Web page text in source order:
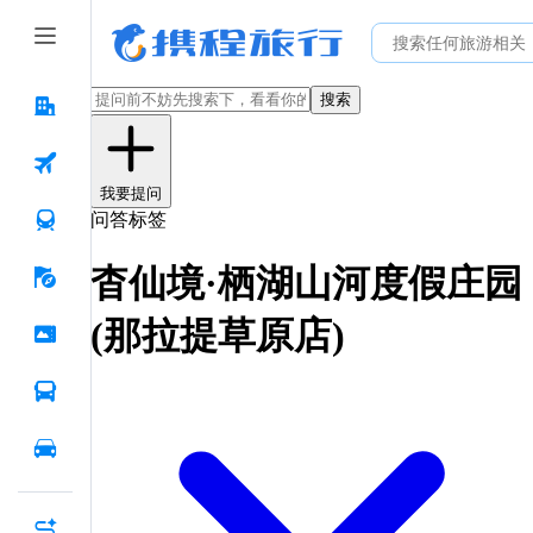
搜索
我要提问
问答标签
杳仙境·栖湖山河度假庄园
(那拉提草原店)